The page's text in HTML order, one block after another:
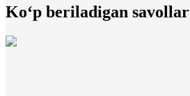
Ko‘p beriladigan savollar